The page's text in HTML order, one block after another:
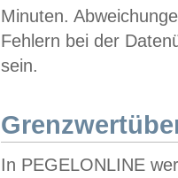
Minuten.
Fehlern bei der
sein.
In PEGELONLINE